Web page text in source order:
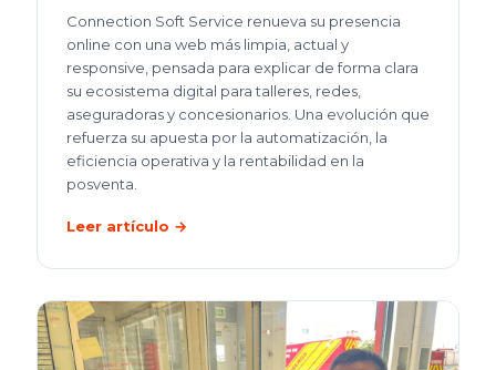
Connection Soft Service renueva su presencia
online con una web más limpia, actual y
responsive, pensada para explicar de forma clara
su ecosistema digital para talleres, redes,
aseguradoras y concesionarios. Una evolución que
refuerza su apuesta por la automatización, la
eficiencia operativa y la rentabilidad en la
posventa.
Leer artículo →